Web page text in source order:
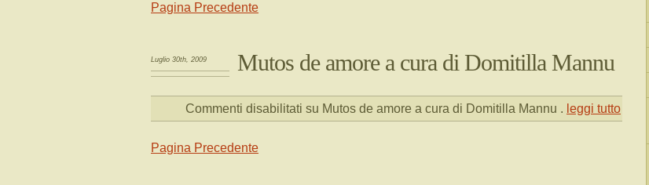
Pagina Precedente
Luglio 30th, 2009 Mutos de amore a cura di Domitilla Mannu
Commenti disabilitati su Mutos de amore a cura di Domitilla Mannu . leggi tutto
Pagina Precedente